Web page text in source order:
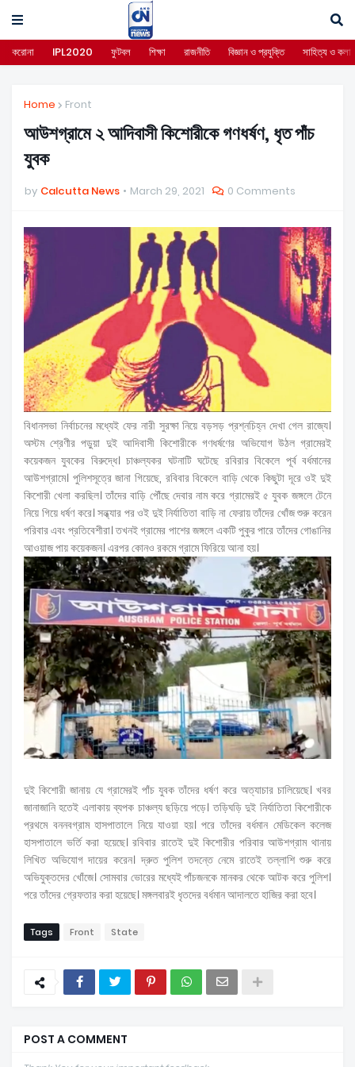
করোনা IPL2020 ফুটবল শিক্ষা রাজনীতি বিজ্ঞান ও প্রযুক্তি সাহিত্য ও কলা
Home Front
আউশগ্রামে ২ আদিবাসী কিশোরীকে গণধর্ষণ, ধৃত পাঁচ
যুবক
by Calcutta News March 29, 2021 0 Comments
বিধানসভা নির্বাচনের মধ্যেই ফের নারী সুরক্ষা নিয়ে বড়সড় প্রশ্নচিহ্ন দেখা গেল রাজ্যে।
অস্টম শ্রেণীর পড়ুয়া দুই আদিবাসী কিশোরীকে গণধর্ষণের অভিযোগ উঠল গ্রামেরই
কয়েকজন যুবকের বিরুদ্ধে। চাঞ্চল্যকর ঘটনাটি ঘটেছে রবিরার বিকেলে পূর্ব বর্ধমানের
আউশগ্রামে। পুলিশসূত্রে জানা গিয়েছে, রবিবার বিকেলে বাড়ি থেকে কিছুটা দূরে ওই দুই
কিশোরী খেলা করছিল। তাঁদের বাড়ি পৌঁছে দেবার নাম করে গ্রামেরই ৫ যুবক জঙ্গলে টেনে
নিয়ে গিয়ে ধর্ষণ করে। সন্ধ্যার পর ওই দুই নির্যাতিতা বাড়ি না ফেরায় তাঁদের খোঁজ শুরু করেন
পরিবার এবং প্রতিবেশীরা। তখনই গ্রামের পাশের জঙ্গলে একটি পুকুর পারে তাঁদের গোঙানির
আওয়াজ পায় কয়েকজন। এরপর কোনও রকমে গ্রামে ফিরিয়ে আনা হয়।
দুই কিশোরী জানায় যে গ্রামেরই পাঁচ যুবক তাঁদের ধর্ষণ করে অত্যাচার চালিয়েছে। খবর
জানাজানি হতেই এলাকায় ব্যপক চাঞ্চল্য ছড়িয়ে পড়ে। তড়িঘড়ি দুই নির্যাতিতা কিশোরীকে
প্রথমে বননবগ্রাম হাসপাতালে নিয়ে যাওয়া হয়। পরে তাঁদের বর্ধমান মেডিকেল কলেজ
হাসপাতালে ভর্তি করা হয়েছে। রবিবার রাতেই দুই কিশোরীর পরিবার আউশগ্রাম থানায়
লিখিত অভিযোগ দায়ের করেন। দ্রুত পুলিশ তদন্তে নেমে রাতেই তল্লাশি শুরু করে
অভিযুক্তদের খোঁজে। সোমবার ভোরের মধ্যেই পাঁচজনকে মানকর থেকে আটক করে পুলিশ।
পরে তাঁদের গ্রেফতার করা হয়েছে। মঙ্গলবারই ধৃতদের বর্ধমান আদালতে হাজির করা হবে।
Tags Front State
POST A COMMENT